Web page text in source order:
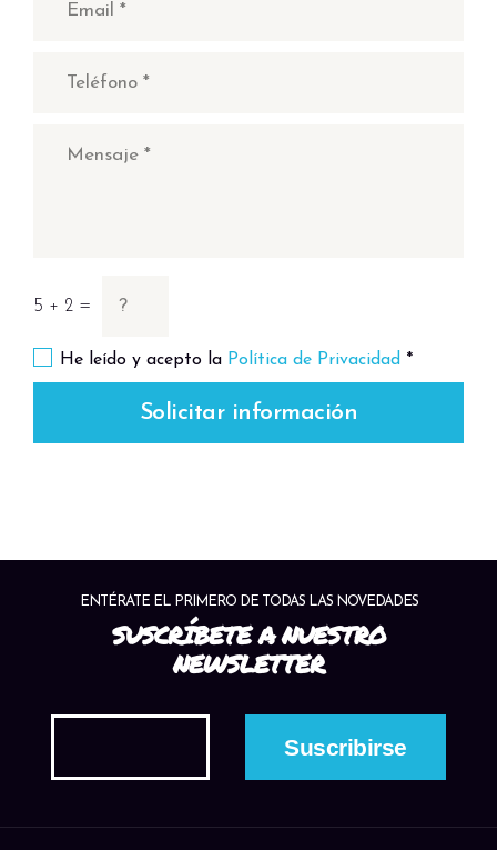
5 + 2 =
He leído y acepto la Política de Privacidad *
Solicitar información
ENTÉRATE EL PRIMERO DE TODAS LAS NOVEDADES
SUSCRÍBETE A NUESTRO
NEWSLETTER